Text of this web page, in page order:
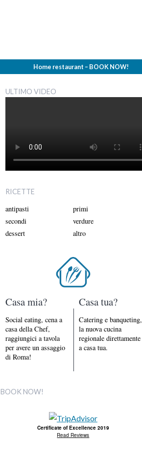
Home restaurant – BOOK NOW!
ULTIMO VIDEO
RICETTE
antipasti
primi
secondi
verdure
dessert
altro
Casa mia?
Social eating, cena a
casa della Chef,
raggiungici a tavola
per avere un assaggio
di Roma!
Casa tua?
Catering e banqueting,
la nuova cucina
regionale direttamente
a casa tua.
BOOK NOW!
Certificate of Excellence 2019
Read Reviews